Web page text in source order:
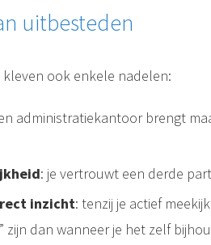
uitbesteden
ook enkele nadelen:
administratiekantoor brengt
: je vertrouwt een derde
inzicht: tenzij je actief
zijn dan wanneer je het zelf